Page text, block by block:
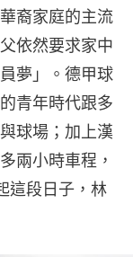
裔家庭的主流
依然要求家中
夢」。德甲球
青年時代跟多
球場；加上漢
兩小時車程，
這段日子，林